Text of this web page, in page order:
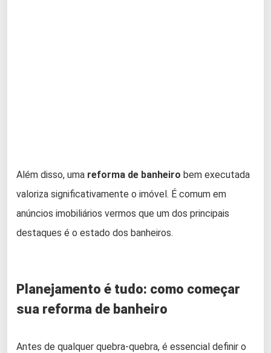
Além disso, uma reforma de banheiro bem executada
valoriza significativamente o imóvel. É comum em
anúncios imobiliários vermos que um dos principais
destaques é o estado dos banheiros.
Planejamento é tudo: como começar
sua reforma de banheiro
Antes de qualquer quebra-quebra, é essencial definir o